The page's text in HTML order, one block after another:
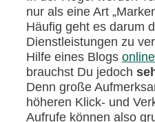
nur als eine Art
Häufig geht es darum
Dienstleistungen zu
Hilfe eines Blogs
brauchst Du jedoch
Denn große
höheren Klick- und
Aufrufe können also